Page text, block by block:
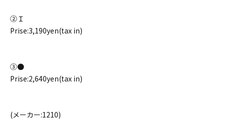
②Ｉ
Prise:3,190yen(tax in)
③●
Prise:2,640yen(tax in)
(メーカー:1210)